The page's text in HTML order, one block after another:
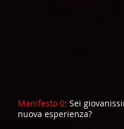
Manifesto 0: Sei
nuova esperienza?